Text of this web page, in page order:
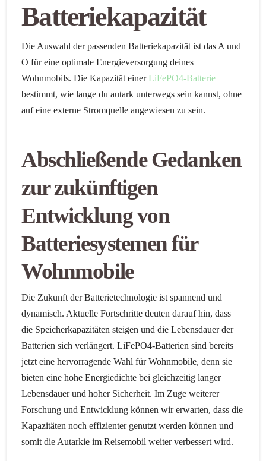
Batteriekapazität
Die Auswahl der passenden Batteriekapazität ist das A und
O für eine optimale Energieversorgung deines
Wohnmobils. Die Kapazität einerLiFePO4-Batterie
bestimmt, wie lange du autark unterwegs sein kannst, ohne
auf eine externe Stromquelle angewiesen zu sein.
Abschließende Gedanken
zur zukünftigen
Entwicklung von
Batteriesystemen für
Wohnmobile
Die Zukunft der Batterietechnologie ist spannend und
dynamisch. Aktuelle Fortschritte deuten darauf hin, dass
die Speicherkapazitäten steigen und die Lebensdauer der
Batterien sich verlängert. LiFePO4-Batterien sind bereits
jetzt eine hervorragende Wahl für Wohnmobile, denn sie
bieten eine hohe Energiedichte bei gleichzeitig langer
Lebensdauer und hoher Sicherheit. Im Zuge weiterer
Forschung und Entwicklung können wir erwarten, dass die
Kapazitäten noch effizienter genutzt werden können und
somit die Autarkie im Reisemobil weiter verbessert wird.